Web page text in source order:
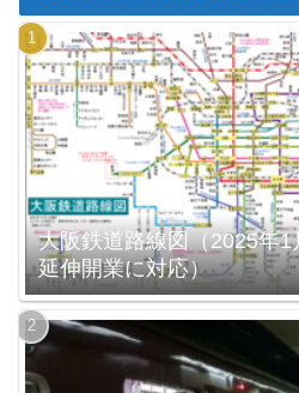
大阪鉄道路線図（2025年
延伸開業に対応）